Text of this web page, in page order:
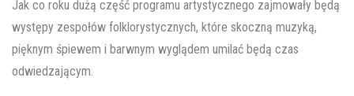
Jak co roku dużą część programu artystycznego zajmowały będą
występy zespołów folklorystycznych, które skoczną muzyką,
pięknym śpiewem i barwnym wyglądem umilać będą czas
odwiedzającym.